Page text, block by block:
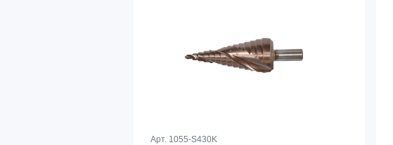
Арт. 1055-S430K